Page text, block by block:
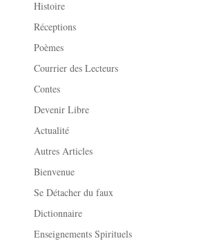
Histoire
Réceptions
Poèmes
Courrier des Lecteurs
Contes
Devenir Libre
Actualité
Autres Articles
Bienvenue
Se Détacher du faux
Dictionnaire
Enseignements Spirituels